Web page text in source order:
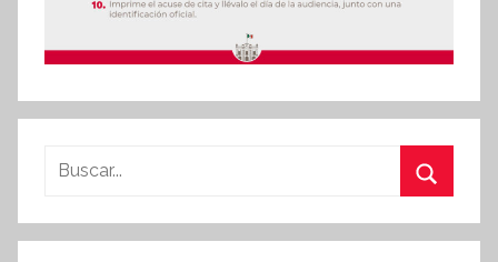
Buscar: